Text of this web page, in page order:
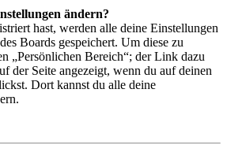
ändern?
hast, werden alle deine Einstellungen
Boards gespeichert. Um diese zu
„Persönlichen Bereich“; der Link dazu
der Seite angezeigt, wenn du auf deinen
Dort kannst du alle deine